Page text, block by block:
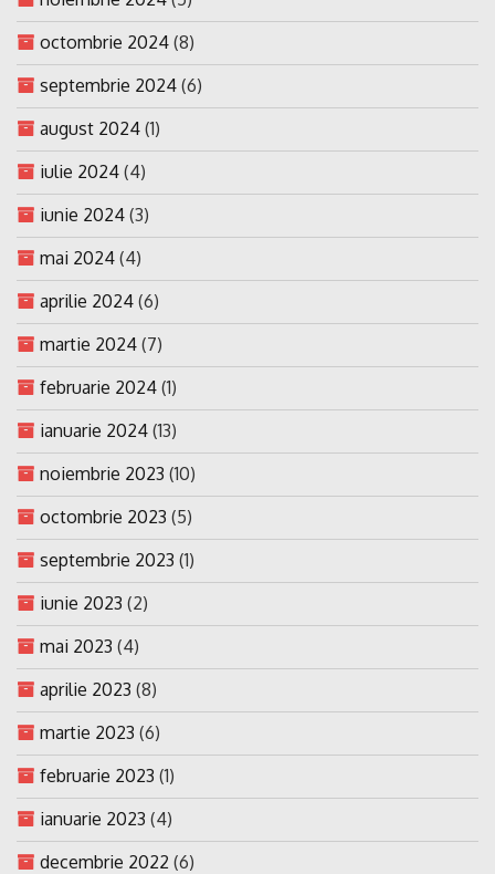
octombrie 2024 (8)
septembrie 2024 (6)
august 2024 (1)
iulie 2024 (4)
iunie 2024 (3)
mai 2024 (4)
aprilie 2024 (6)
martie 2024 (7)
februarie 2024 (1)
ianuarie 2024 (13)
noiembrie 2023 (10)
octombrie 2023 (5)
septembrie 2023 (1)
iunie 2023 (2)
mai 2023 (4)
aprilie 2023 (8)
martie 2023 (6)
februarie 2023 (1)
ianuarie 2023 (4)
decembrie 2022 (6)